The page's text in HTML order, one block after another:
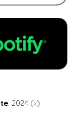
: 2024 (x)